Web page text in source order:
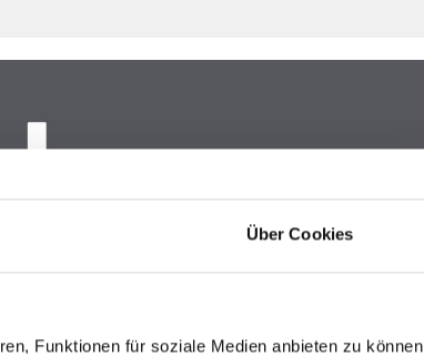
Über Cookies
Funktionen für soziale Medien anbieten zu können